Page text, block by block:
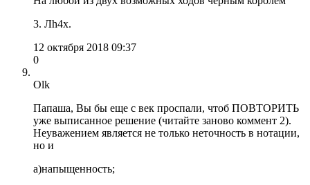
3. Лh4х.
12 октября 2018 09:37
0
Olk
Папаша, Вы бы еще с век проспали, чтоб ПОВТОРИТЬ
уже выписанное решение (читайте заново коммент 2).
Неуважением является не только неточность в нотации,
но и
а)напыщенность;